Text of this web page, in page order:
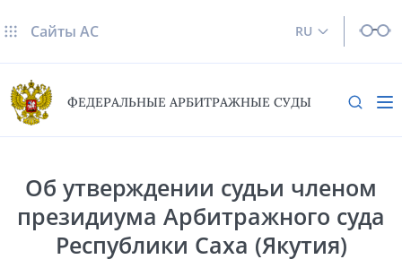
RU
Сайты AC
ФЕДЕРАЛЬНЫЕ АРБИТРАЖНЫЕ СУДЫ
Об утверждении судьи членом
президиума Арбитражного суда
Республики Саха (Якутия)